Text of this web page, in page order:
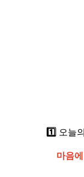
1️⃣ 오늘
마음